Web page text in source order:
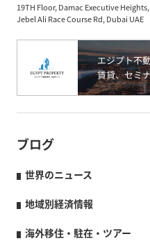
19TH Floor, Damac Executive Heights,
Jebel Ali Race Course Rd, Dubai UAE
ブログ
世界のニュース
地域別経済情報
海外移住・駐在・ツアー